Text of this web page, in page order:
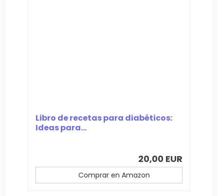
Libro de recetas para diabéticos:
Ideas para...
20,00 EUR
Comprar en Amazon